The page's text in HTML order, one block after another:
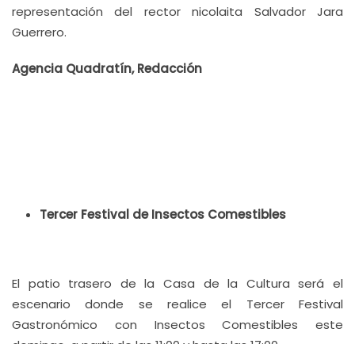
representación del rector nicolaita Salvador Jara
Guerrero.
Agencia Quadratín, Redacción
Tercer Festival de Insectos Comestibles
El patio trasero de la Casa de la Cultura será el
escenario donde se realice el Tercer Festival
Gastronómico con Insectos Comestibles este